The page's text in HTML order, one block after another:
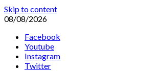
Skip to content
08/08/2026
Facebook
Youtube
Instagram
Twitter